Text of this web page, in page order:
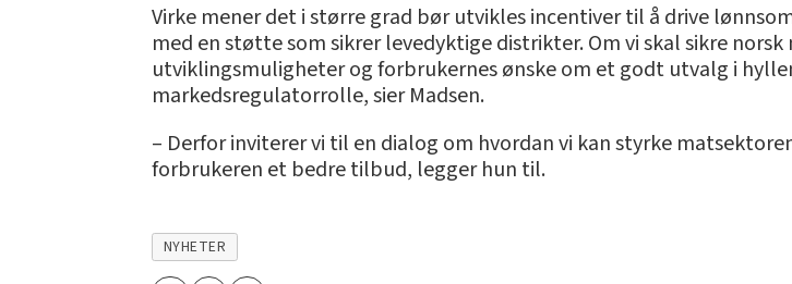
Virke mener det i større grad bør utvikles incentiver til å drive
med en støtte som sikrer levedyktige distrikter. Om vi skal sikre
utviklingsmuligheter og forbrukernes ønske om et godt utvalg i
markedsregulatorrolle, sier Madsen.
– Derfor inviterer vi til en dialog om hvordan vi kan styrke
forbrukeren et bedre tilbud, legger hun til.
NYHETER